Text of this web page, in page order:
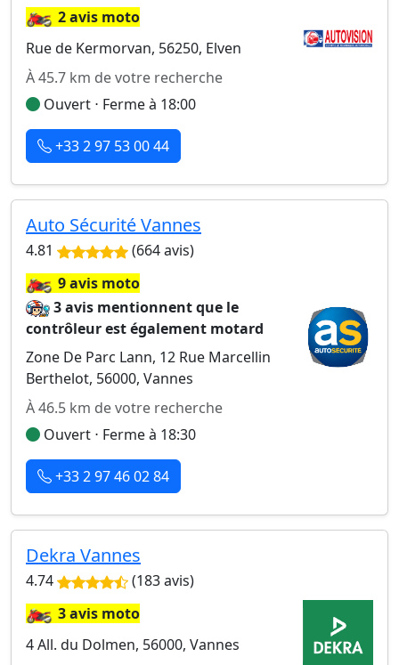
🏍️2 avis moto
Rue de Kermorvan, 56250, Elven
À 45.7 km de votre recherche
Ouvert ⋅ Ferme à 18:00
+33 2 97 53 00 44
Auto Sécurité Vannes
4.81 (664 avis)
🏍️9 avis moto
3 avis mentionnent que le
contrôleur est également motard
Zone De Parc Lann, 12 Rue Marcellin
Berthelot, 56000, Vannes
À 46.5 km de votre recherche
Ouvert ⋅ Ferme à 18:30
+33 2 97 46 02 84
Dekra Vannes
4.74 (183 avis)
🏍️3 avis moto
4 All. du Dolmen, 56000, Vannes